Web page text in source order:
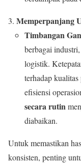
Memperpanjang
Timbangan
berbagai
logistik.
terhadap
efisiensi
secara rutin
diabaikan.
Untuk memastikan
konsisten, penting